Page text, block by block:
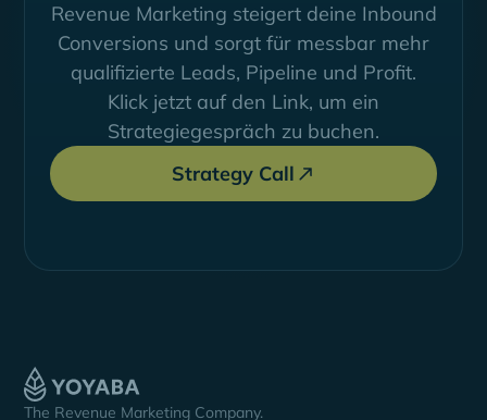
Revenue Marketing steigert deine Inbound
Conversions und sorgt für messbar mehr
qualifizierte Leads, Pipeline und Profit.
Klick jetzt auf den Link, um ein
Strategiegespräch zu buchen.
Strategy Call
The Revenue Marketing Company.